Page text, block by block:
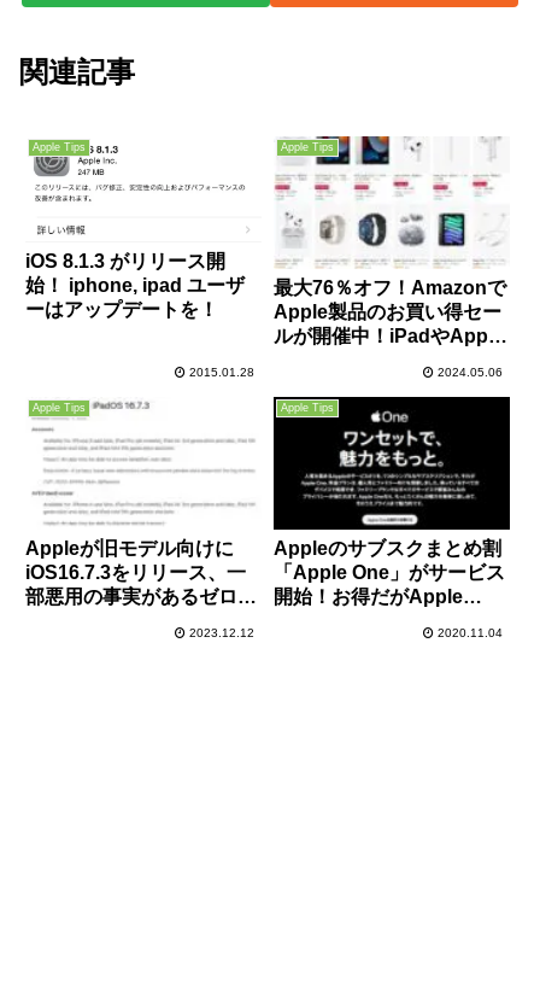
関連記事
Apple Tips
iOS 8.1.3 がリリース開
始！ iphone, ipad ユーザ
ーはアップデートを！
2015.01.28
Apple Tips
最大76％オフ！Amazonで
Apple製品のお買い得セー
ルが開催中！iPadやApple
2024.05.06
Apple Tips
Appleが旧モデル向けに
iOS16.7.3をリリース、一
部悪用の事実があるゼロデ
2023.12.12
Apple Tips
Appleのサブスクまとめ割
「Apple One」がサービス
開始！お得だがApple
だと逆に損する場合もある
2020.11.04